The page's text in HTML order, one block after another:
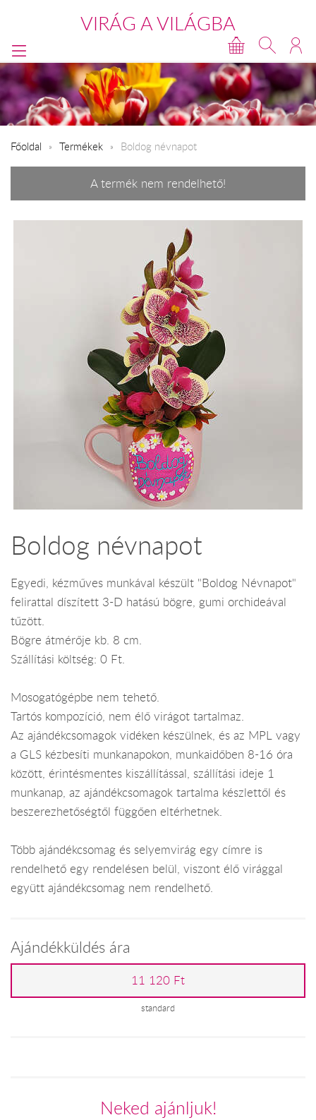
VIRÁG A VILÁGBA
Főoldal Termékek Boldog névnapot
A termék nem rendelhető!
Boldog névnapot
Egyedi, kézműves munkával készült "Boldog Névnapot"
felirattal díszített 3-D hatású bögre, gumi orchideával
tűzött.
Bögre átmérője kb. 8 cm.
Szállítási költség: 0 Ft.
Mosogatógépbe nem tehető.
Tartós kompozíció, nem élő virágot tartalmaz.
Az ajándékcsomagok vidéken készülnek, és az MPL vagy
a GLS kézbesíti munkanapokon, munkaidőben 8-16 óra
között, érintésmentes kiszállítással, szállítási ideje 1
munkanap, az ajándékcsomagok tartalma készlettől és
beszerezhetőségtől függően eltérhetnek.
Több ajándékcsomag és selyemvirág egy címre is
rendelhető egy rendelésen belül, viszont élő virággal
együtt ajándékcsomag nem rendelhető.
Ajándékküldés ára
11 120 Ft
standard
Neked ajánljuk!